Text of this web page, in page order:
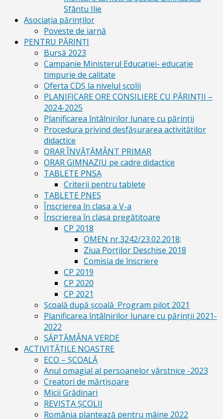
Sfântu Ilie
Asociația părinților
Poveste de iarnă
PENTRU PĂRINȚI
Bursă 2023
Campanie Ministerul Educației- educație
timpurie de calitate
Oferta CDŞ la nivelul şcolii
PLANIFICARE ORE CONSILIERE CU PĂRINȚII –
2024-2025
Planificarea întâlnirilor lunare cu părinții
Procedura privind desfășurarea activităților
didactice
ORAR ÎNVĂȚĂMÂNT PRIMAR
ORAR GIMNAZIU pe cadre didactice
TABLETE PNSA
Criterii pentru tablete
TABLETE PNES
Înscrierea în clasa a V-a
Înscrierea în clasa pregătitoare
CP 2018
OMEN nr.3242/23.02.2018;
Ziua Porților Deschise 2018
Comisia de înscriere
CP 2019
CP 2020
CP 2021
Școală după școală_Program pilot 2021
Planificarea întâlnirilor lunare cu părinții 2021-
2022
SĂPTĂMÂNA VERDE
ACTIVITĂȚILE NOASTRE
ECO – ŞCOALĂ
Anul omagial al persoanelor vârstnice -2023
Creatori de mărțișoare
Micii Grădinari
REVISTA ŞCOLII
România plantează pentru mâine 2022